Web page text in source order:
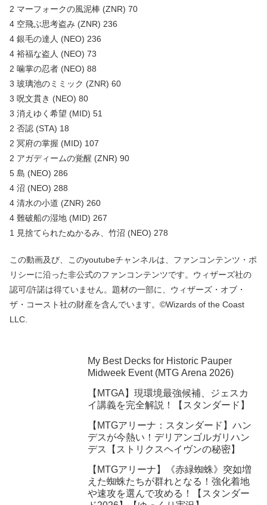
2 マーフォークの風泥棒 (ZNR) 70
4 空飛ぶ思考盗み (ZNR) 236
4 銀毛の達人 (NEO) 236
4 裕福な盗人 (NEO) 73
2 噛掌の忍者 (NEO) 88
3 玻璃池のミミック (ZNR) 60
3 呪文貫き (NEO) 80
3 消えゆく希望 (MID) 51
2 否認 (STA) 18
2 冥府の掌握 (MID) 107
2 アガディームの覚醒 (ZNR) 90
5 島 (NEO) 286
4 沼 (NEO) 288
4 清水の小道 (ZNR) 260
4 難破船の湿地 (MID) 267
1 見捨てられたぬかるみ、竹沼 (NEO) 278
この動画及び、このyoutubeチャンネルは、ファンコンテンツ・ポ
リシーに沿った非公式のファンコンテンツです。ウィザーズ社の
認可/許諾は得ていません。題材の一部に、ウィザーズ・オブ・
ザ・コースト社の財産を含んでいます。©Wizards of the Coast
LLC.
My Best Decks for Historic Pauper
Midweek Event (MTG Arena 2026)
【MTGA】現環境最強候補、ジェスカ
イ講義を完全解説！【スタンダード】
【MTGアリーナ：スタンダード】ハン
デスが今熱い！デリアンゴルガリハン
デス【ストリクスヘイヴンの秘密】
【MTGアリーナ】《赤緑蜘蛛》突如増
えた蜘蛛たちが群れとなる！強化着地
や速攻を選んで攻める！【スタンダー